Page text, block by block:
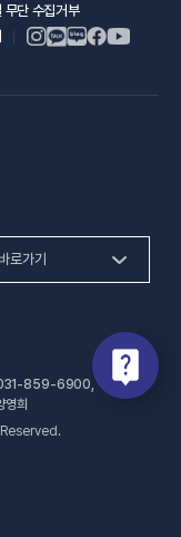
)
무단 수집거부(새 창 열림)
로가기
이 급식관리지원센터(새 창 열림)
터(새 창 열림)
원센터(새 창 열림)
859-6900 ,
희